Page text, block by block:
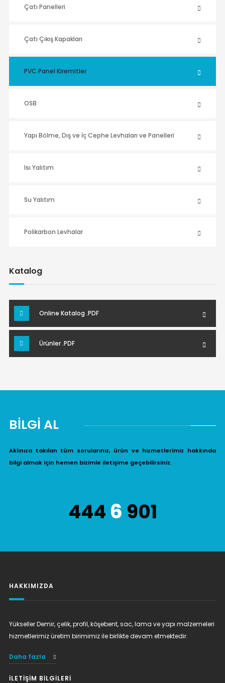
Çatı Panelleri
Çatı Çıkış Kapakları
PVC Panel Kiremitler
OSB
Yapı Bölme, Dış ve İç Cephe Levhaları ve Panelleri
Isı Yalıtım
Su Yalıtım
Polikarbon Levhalar
Katalog
Online Katalog .PDF
Ürünler .PDF
BİLGİ AL
Aklınıza takılan tüm sorularınız, ürün ve hizmetlerimiz hakkında
bilgi almak için hemen bizimle iletişime geçebilirsiniz.
444 6 901
HAKKIMIZDA
Yükseller Demir, çelik, profil, köşebent, sac, lama ve yapı malzemeleri
hizmetlerimiz üretim birimimiz ile birlikte devam etmektedir.
Daha fazla
İLETIŞIM BILGILERI